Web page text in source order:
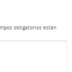
obligatorios están